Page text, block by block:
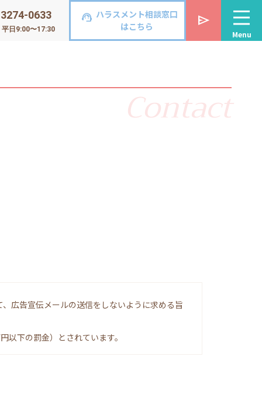
0633
日9:00〜17:30
support_agent ハラスメント相談窓口
はこちら
send
Menu
Contact
広告宣伝メールの送信をしないように求める旨
下の罰金）とされています。